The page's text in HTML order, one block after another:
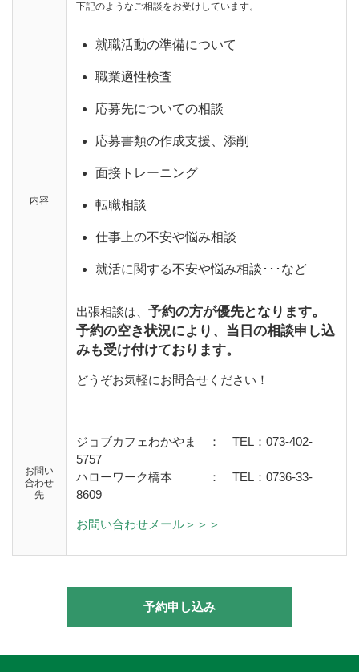
内容
下記のようなご相談をお受けしています。
就職活動の準備について
職業適性検査
応募先についての相談
応募書類の作成支援、添削
面接トレーニング
転職相談
仕事上の不安や悩み相談
就活に関する不安や悩み相談･･･など
出張相談は、 予約の方が優先となります。
予約の空き状況により、当日の相談申し込
みも受け付けております。
どうぞお気軽にお問合せください！
お問い
合わせ
先
ジョブカフェわかやま ： TEL：073-402-
5757
ハローワーク橋本
： TEL：0736-33-
8609
お問い合わせメール＞＞＞
予約申し込み